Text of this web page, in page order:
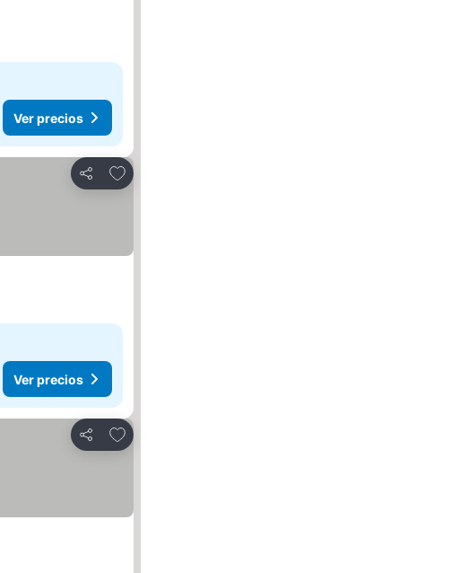
Ver precios
Compartir
Agregar a favoritos
Ver precios
Compartir
Agregar a favoritos